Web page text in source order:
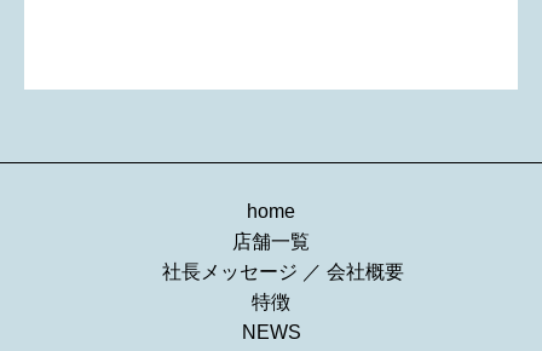
home
店舗一覧
社長メッセージ ／ 会社概要
特徴
NEWS